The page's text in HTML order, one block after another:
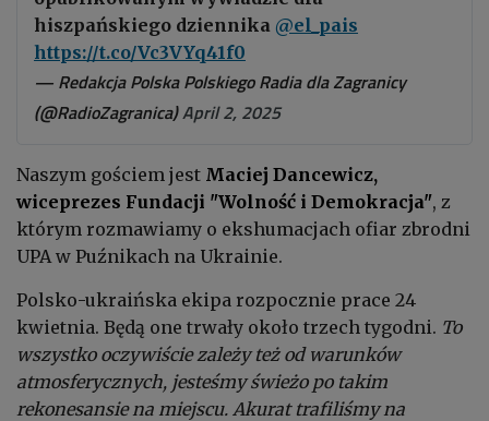
hiszpańskiego dziennika @el_pais
https://t.co/Vc3VYq41f0
— Redakcja Polska Polskiego Radia dla Zagranicy
(@RadioZagranica)April 2, 2025
Naszym gościem jest Maciej Dancewicz,
wiceprezes Fundacji "Wolność i Demokracja", z
którym rozmawiamy o ekshumacjach ofiar zbrodni
UPA w Puźnikach na Ukrainie.
Polsko-ukraińska ekipa rozpocznie prace 24
kwietnia. Będą one trwały około trzech tygodni. To
wszystko oczywiście zależy też od warunków
atmosferycznych, jesteśmy świeżo po takim
rekonesansie na miejscu. Akurat trafiliśmy na